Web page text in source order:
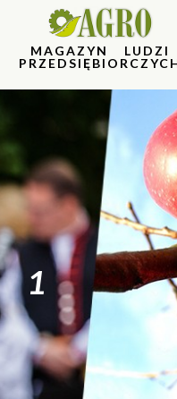
MAGAZYN LUDZI
1
2